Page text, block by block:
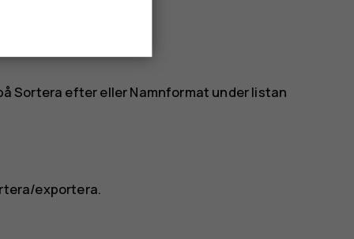
Sortera efterellerNamnformat under listan
exportera.